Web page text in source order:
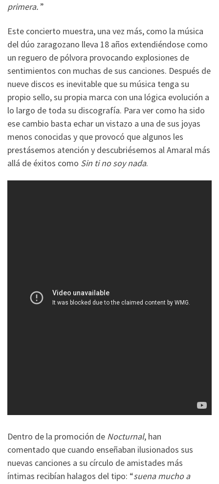
primera. ”
Este concierto muestra, una vez más, como la música
del dúo zaragozano lleva 18 años extendiéndose como
un reguero de pólvora provocando explosiones de
sentimientos con muchas de sus canciones. Después de
nueve discos es inevitable que su música tenga su
propio sello, su propia marca con una lógica evolución a
lo largo de toda su discografía. Para ver como ha sido
ese cambio basta echar un vistazo a una de sus joyas
menos conocidas y que provocó que algunos les
prestásemos atención y descubriésemos al Amaral más
allá de éxitos como Sin ti no soy nada.
Dentro de la promoción de Nocturnal, han
comentado que cuando enseñaban ilusionados sus
nuevas canciones a su círculo de amistades más
íntimas recibían halagos del tipo: “suena mucho a